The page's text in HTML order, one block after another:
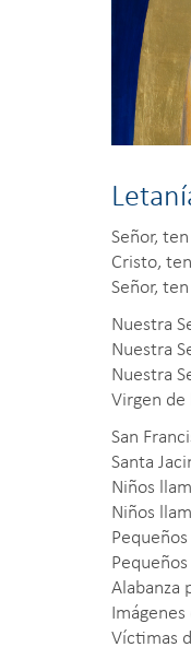
Señor,
Cristo,
Señor,
Nuestra
Nuestra
Nuestra
Virgen de
San
Santa
Niños
Niños
Alabanza
Víctimas